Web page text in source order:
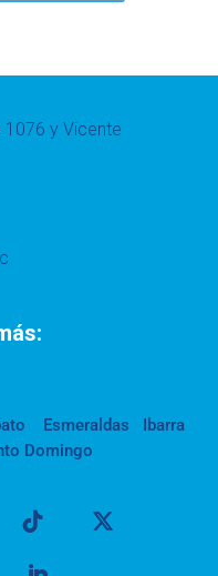
1076 y Vicente
Esmeraldas
Ibarra
Domingo